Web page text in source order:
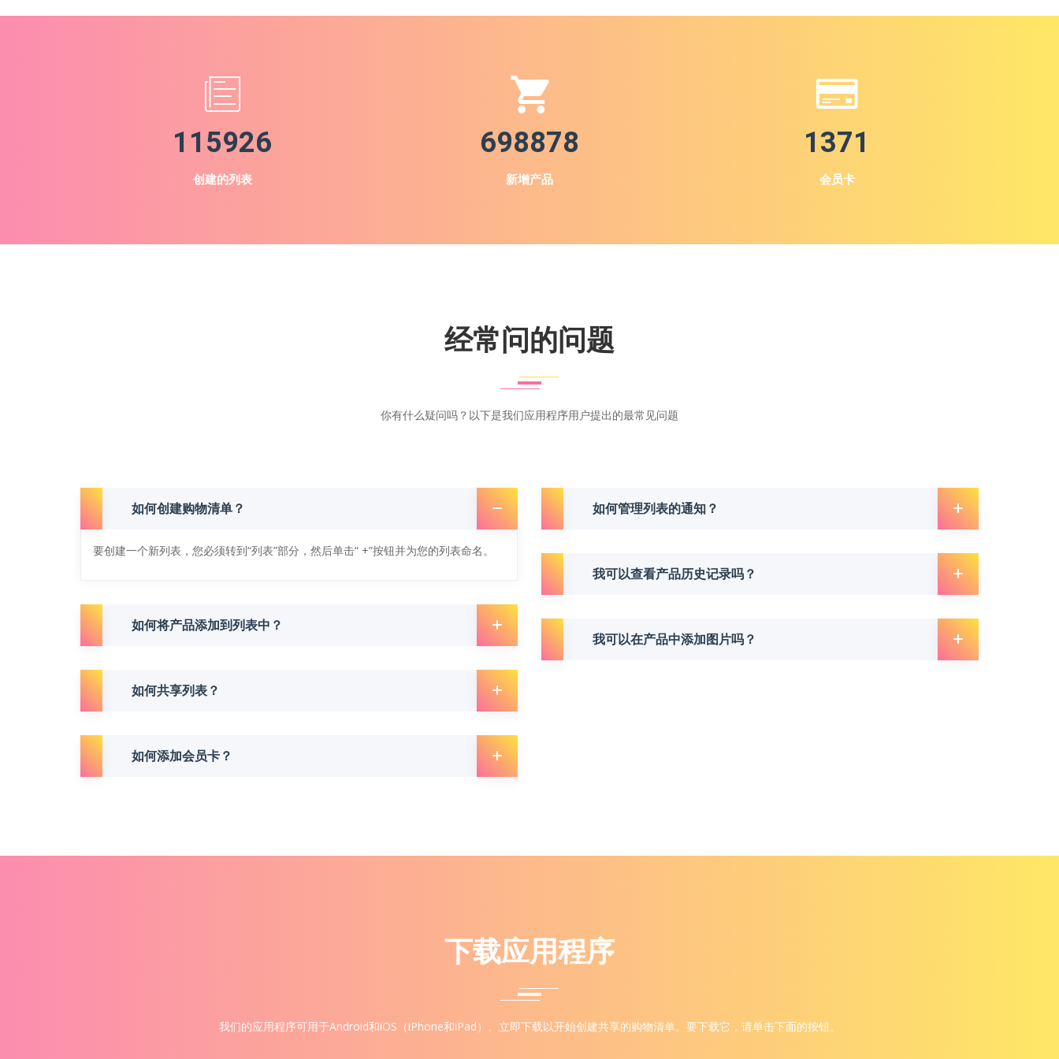
115926
创建的列表
698878
新增产品
1371
会员卡
经常问的问题
你有什么疑问吗？以下是我们应用程序用户提出的最常见问题
如何创建购物清单？
要创建一个新列表，您必须转到“列表”部分，然后单击“ +”按钮并为您的列表命名。
如何将产品添加到列表中？
如何共享列表？
如何添加会员卡？
如何管理列表的通知？
我可以查看产品历史记录吗？
我可以在产品中添加图片吗？
下载应用程序
我们的应用程序可用于Android和iOS（iPhone和iPad）。立即下载以开始创建共享的购物清单。要下载它，请单击下面的按钮。